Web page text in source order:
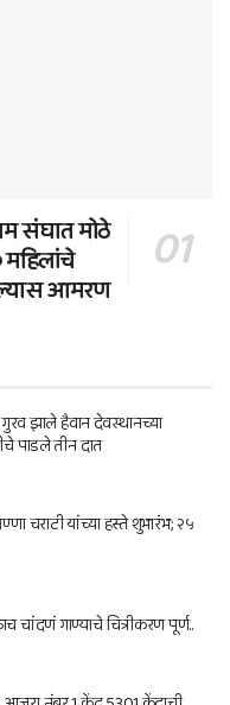
संघात मोठे
महिलांचे
आमरण
गुरव झाले हैवान देवस्थानच्या
पाडले तीन दात
चराटी यांच्या हस्ते शुभारंभ; २५
चांदणं गाण्याचे चित्रीकरण पूर्ण..